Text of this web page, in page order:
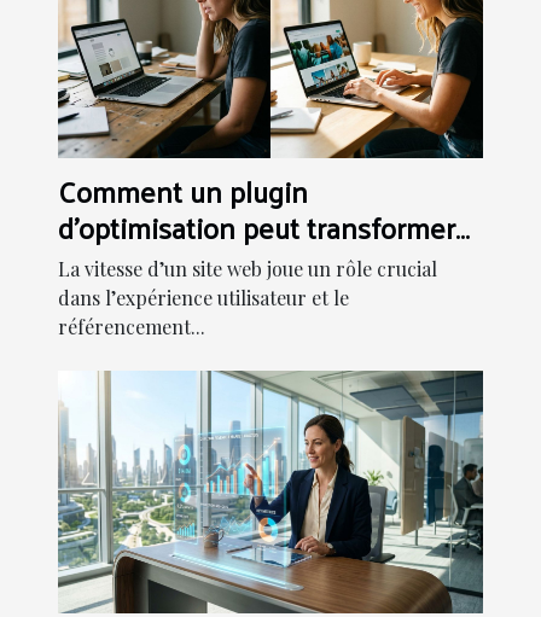
Comment un plugin
d'optimisation peut transformer
la vitesse de votre site web ?
La vitesse d’un site web joue un rôle crucial
dans l’expérience utilisateur et le
référencement...